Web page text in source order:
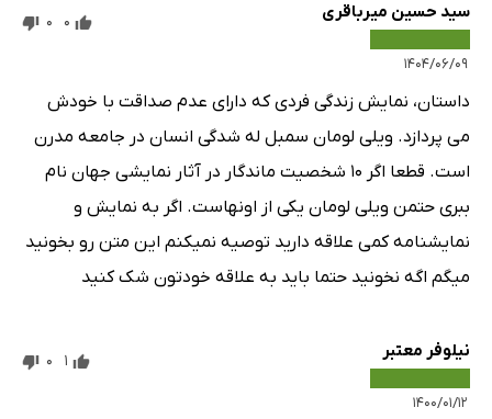
سید حسین میرباقری
۱۴۰۴/۰۶/۰۹
0
0
داستان، نمایش زندگی فردی که دارای عدم صداقت با خودش
می پردازد. ویلی لومان سمبل له شدگی انسان در جامعه مدرن
است. قطعا اگر ۱۰ شخصیت ماندگار در آثار نمایشی جهان نام
ببری حتمن ویلی لومان یکی از اونهاست. اگر به نمایش و
نمایشنامه کمی علاقه دارید توصیه نمیکنم این متن رو بخونید
میگم اگه نخونید حتما باید به علاقه خودتون شک کنید
نیلوفر معتبر
۱۴۰۰/۰۱/۱۲
1
0